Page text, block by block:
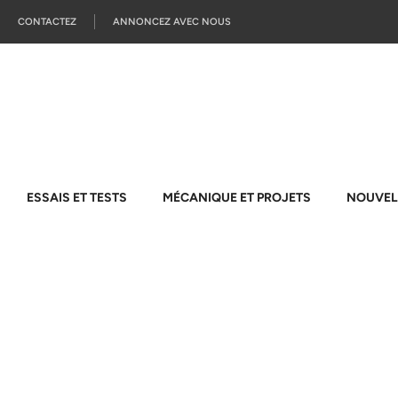
CONTACTEZ ANNONCEZ AVEC NOUS
ESSAIS ET TESTS MÉCANIQUE ET PROJETS